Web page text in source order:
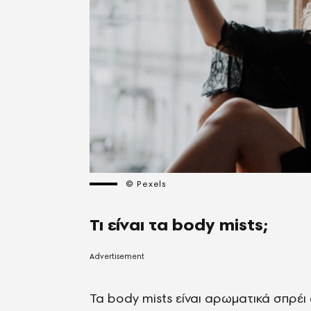
© Pexels
Τι είναι τα body mists;
Τα body mists είναι αρωματικά